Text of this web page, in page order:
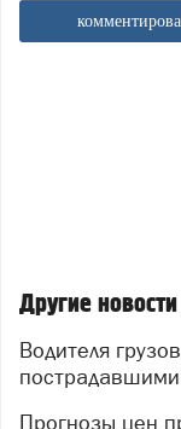
Другие
Водителя грузовика лишили прав после ДТП с
пострадавшими
Прогнозы цен признали фактором давления на